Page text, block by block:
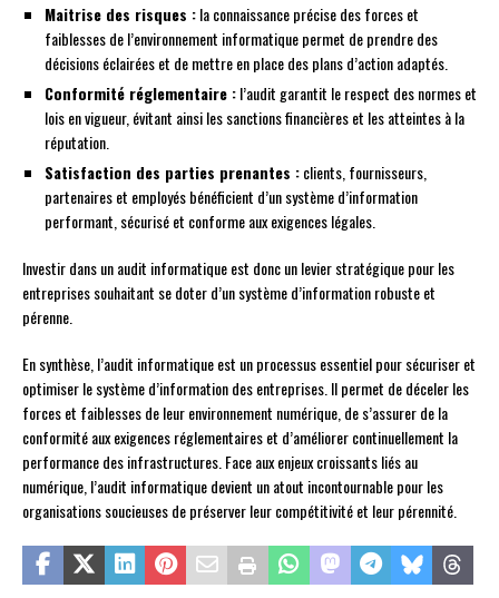
Maitrise des risques :la connaissance précise des forces et
faiblesses de l’environnement informatique permet de prendre des
décisions éclairées et de mettre en place des plans d’action adaptés.
Conformité réglementaire :l’audit garantit le respect des normes et
lois en vigueur, évitant ainsi les sanctions financières et les atteintes à la
réputation.
Satisfaction des parties prenantes :clients, fournisseurs,
partenaires et employés bénéficient d’un système d’information
performant, sécurisé et conforme aux exigences légales.
Investir dans un audit informatique est donc un levier stratégique pour les
entreprises souhaitant se doter d’un système d’information robuste et
pérenne.
En synthèse, l’audit informatique est un processus essentiel pour sécuriser et
optimiser le système d’information des entreprises. Il permet de déceler les
forces et faiblesses de leur environnement numérique, de s’assurer de la
conformité aux exigences réglementaires et d’améliorer continuellement la
performance des infrastructures. Face aux enjeux croissants liés au
numérique, l’audit informatique devient un atout incontournable pour les
organisations soucieuses de préserver leur compétitivité et leur pérennité.